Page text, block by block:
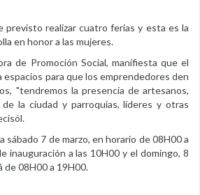
previsto realizar cuatro ferias y esta es la
en honor a las mujeres.
de Promoción Social, manifiesta que el
espacios para que los emprendedores den
"tendremos la presencia de artesanos,
la ciudad y parroquias, líderes y otras
sábado 7 de marzo, en horario de 08H00 a
inauguración a las 10H00 y el domingo, 8
de 08H00 a 19H00.